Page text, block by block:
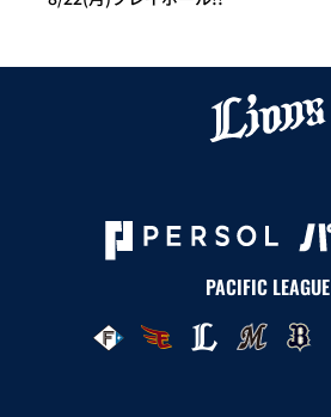
PACIFIC LEAGUE